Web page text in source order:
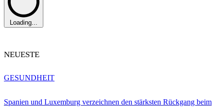
Loading...
NEUESTE
Spanien und Luxemburg verzeichnen den stärksten Rückgang beim
GESUNDHEIT